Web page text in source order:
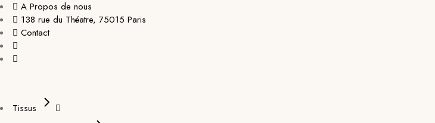
A Propos de nous
138 rue du Théatre, 75015 Paris
Contact
Tissus